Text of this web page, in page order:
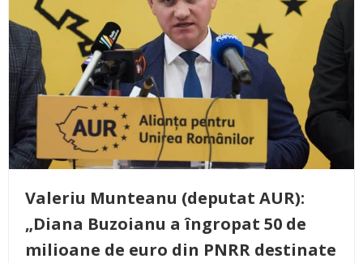
Valeriu Munteanu (deputat AUR):
„Diana Buzoianu a îngropat 50 de
milioane de euro din PNRR destinate